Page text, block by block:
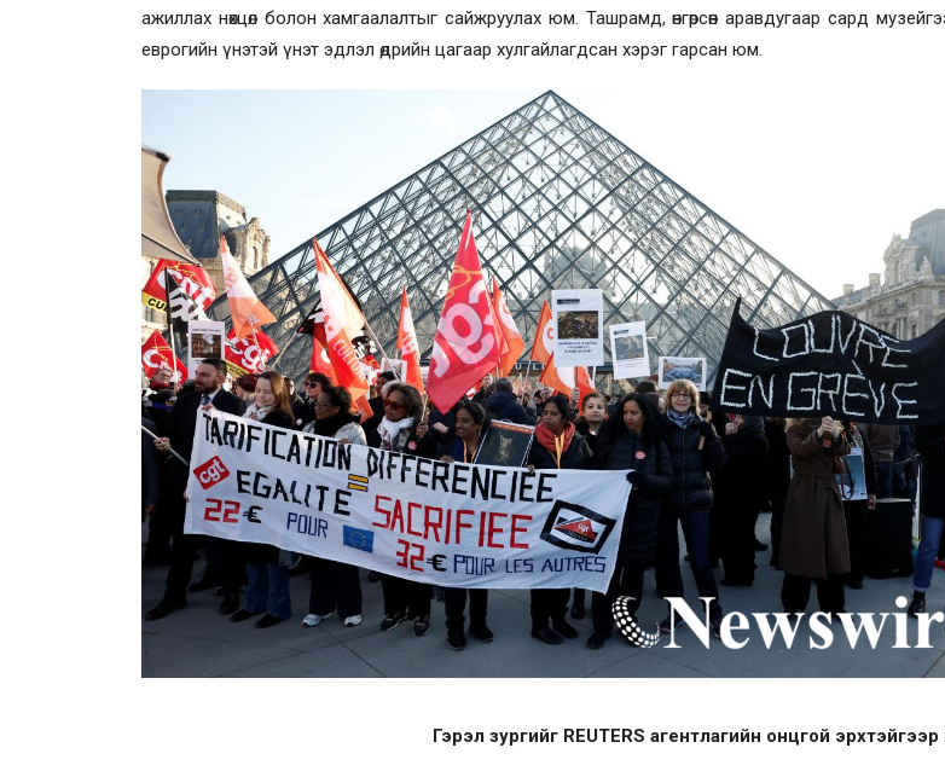
ажиллах нөхцөл болон хамгаалалтыг сайжруулах юм. Ташрамд, өнгөрсөн аравдугаар сард
еврогийн үнэтэй үнэт эдлэл өдрийн цагаар хулгайлагдсан хэрэг гарсан юм.
Гэрэл зургийг REUTERS агентлагийн онцгой